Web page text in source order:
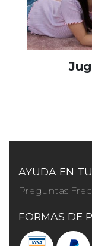
AYUDA EN
Preguntas
FORMAS DE